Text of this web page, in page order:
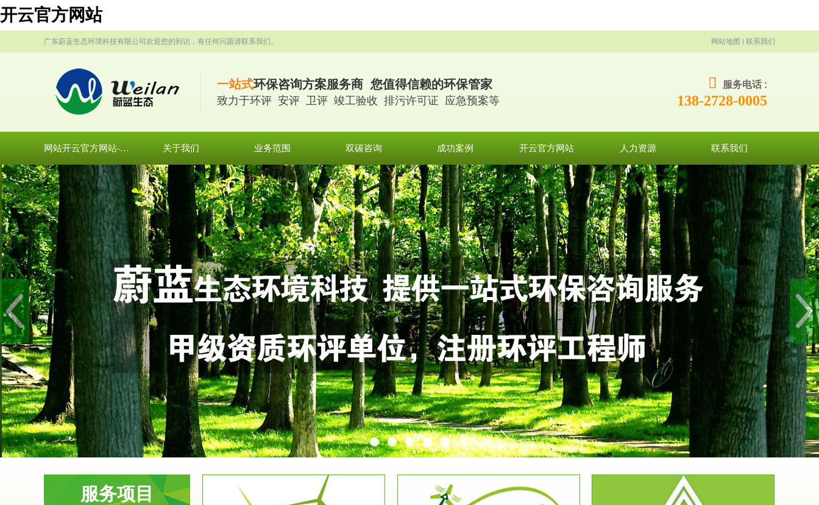
开云官方网站
广东蔚蓝生态环境科技有限公司欢迎您的到访，有任何问题请联系我们。 网站地图 联系我们
一站式环保咨询方案服务商 您值得信赖的环保管家
致力于环评 安评 卫评 竣工验收 排污许可证 应急预案等
服务电话 :
138-2728-0005
网站开云官方网站-开云集团有限公司官网 关于我们 业务范围 双碳咨询 成功案例 开云官方网站 人力资源 联系我们
服务项目